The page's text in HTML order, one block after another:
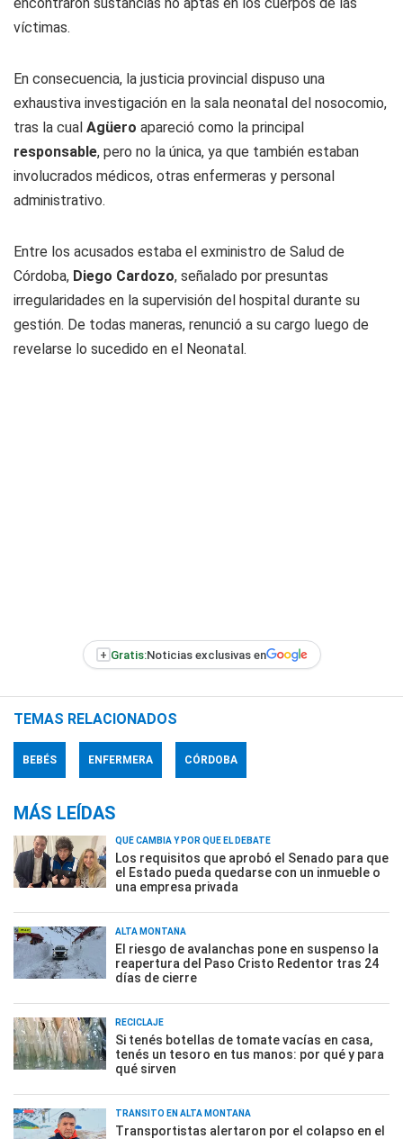
víctimas.
En consecuencia, la justicia provincial dispuso una
exhaustiva investigación en la sala neonatal del nosocomio,
tras la cual Agüero apareció como la principal
responsable, pero no la única, ya que también estaban
involucrados médicos, otras enfermeras y personal
administrativo.
Entre los acusados estaba el exministro de Salud de
Córdoba, Diego Cardozo, señalado por presuntas
irregularidades en la supervisión del hospital durante su
gestión. De todas maneras, renunció a su cargo luego de
revelarse lo sucedido en el Neonatal.
+ Gratis:Noticias exclusivas en
TEMAS RELACIONADOS
BEBÉS ENFERMERA CÓRDOBA
MÁS LEÍDAS
QUÉ CAMBIA Y POR QUÉ EL DEBATE
Los requisitos que aprobó el Senado para que
el Estado pueda quedarse con un inmueble o
una empresa privada
ALTA MONTAÑA
El riesgo de avalanchas pone en suspenso la
reapertura del Paso Cristo Redentor tras 24
días de cierre
RECICLAJE
Si tenés botellas de tomate vacías en casa,
tenés un tesoro en tus manos: por qué y para
qué sirven
TRÁNSITO EN ALTA MONTAÑA
Transportistas alertaron por el colapso en el